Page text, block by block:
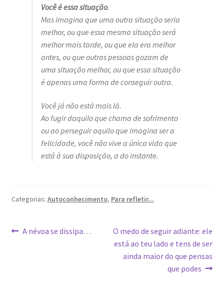
Você é essa situação.
Mas imagina que uma outra situação seria
melhor, ou que essa mesma situação será
melhor mais tarde, ou que ela era melhor
antes, ou que outras pessoas gozam de
uma situação melhor, ou que essa situação
é apenas uma forma de conseguir outra.
Você já não está mais lá.
Ao fugir daquilo que chama de sofrimento
ou ao perseguir aquilo que imagina ser a
felicidade, você não vive a única vida que
está à sua disposição, a do instante.
Categorias: Autoconhecimento, Para refletir...
Navegação
Post
A névoa se dissipa…
Próximo
post:
O medo de seguir adiante: ele
está ao teu lado e tens de ser
ainda maior do que pensas
que podes